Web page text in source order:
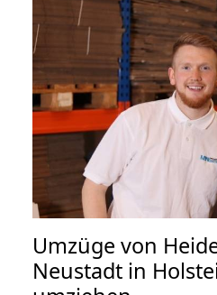
Umzüge von
Neustadt in